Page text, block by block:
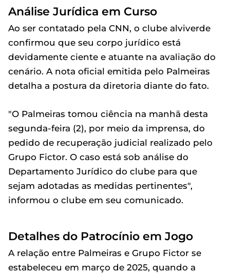
Análise Jurídica em Curso
Ao ser contatado pela CNN, o clube alviverde
confirmou que seu corpo jurídico está
devidamente ciente e atuante na avaliação do
cenário. A nota oficial emitida pelo Palmeiras
detalha a postura da diretoria diante do fato.
"O Palmeiras tomou ciência na manhã desta
segunda-feira (2), por meio da imprensa, do
pedido de recuperação judicial realizado pelo
Grupo Fictor. O caso está sob análise do
Departamento Jurídico do clube para que
sejam adotadas as medidas pertinentes",
informou o clube em seu comunicado.
Detalhes do Patrocínio em Jogo
A relação entre Palmeiras e Grupo Fictor se
estabeleceu em março de 2025, quando a